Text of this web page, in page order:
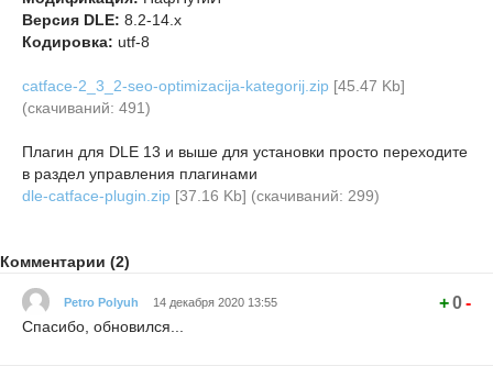
Версия DLE: 8.2-14.x
Кодировка: utf-8
catface-2_3_2-seo-optimizacija-kategorij.zip [45.47 Kb]
(cкачиваний: 491)
Плагин для DLE 13 и выше для установки просто переходите
в раздел управления плагинами
dle-catface-plugin.zip [37.16 Kb] (cкачиваний: 299)
Комментарии (2)
Petro Polyuh 14 декабря 2020 13:55 +0-
Спасибо, обновился...